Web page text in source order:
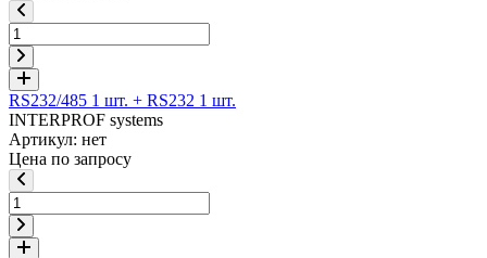
RS232/485 1 шт. + RS232 1 шт.
INTERPROF systems
Артикул: нет
Цена по запросу